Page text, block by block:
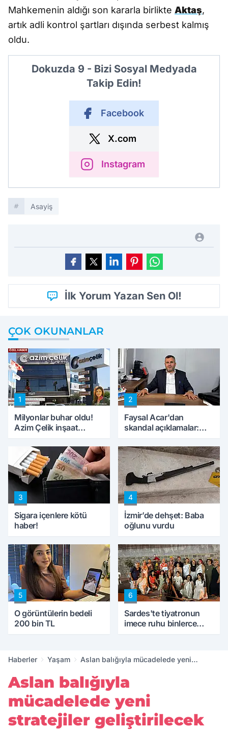
Mahkemenin aldığı son kararla birlikte Aktaş,
artık adli kontrol şartları dışında serbest kalmış
oldu.
Dokuzda 9 - Bizi Sosyal Medyada
Takip Edin!
Facebook
X.com
Instagram
Asayiş
İlk Yorum Yazan Sen Ol!
ÇOK OKUNANLAR
1
Milyonlar buhar oldu!
Azim Çelik inşaat
konuştu
2
Faysal Acar'dan
skandal açıklamalar:
peynircilerimizi de
kıskaca aldı, müdahale
ettik'
3
Sigara içenlere kötü
haber!
4
İzmir’de dehşet: Baba
oğlunu vurdu
5
O görüntülerin bedeli
200 bin TL
6
Sardes'te tiyatronun
imece ruhu binlerce
Haberler Yaşam
Aslan balığıyla mücadelede yeni
Aslan balığıyla
mücadelede yeni
stratejiler geliştirilecek